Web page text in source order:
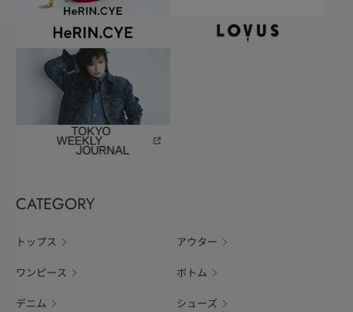
CATEGORY
トップス アウター
ワンピース ボトム
デニム シューズ